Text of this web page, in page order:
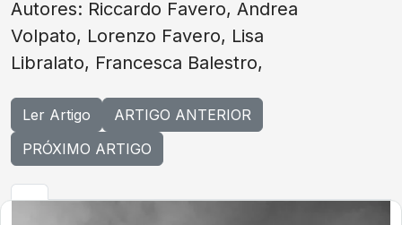
Autores: Riccardo Favero, Andrea
Volpato, Lorenzo Favero, Lisa
Libralato, Francesca Balestro,
Ler Artigo
ARTIGO ANTERIOR
PRÓXIMO ARTIGO